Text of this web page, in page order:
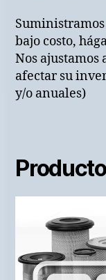
bajo costo,
Nos ajustamos
afectar su
y/o anuales)